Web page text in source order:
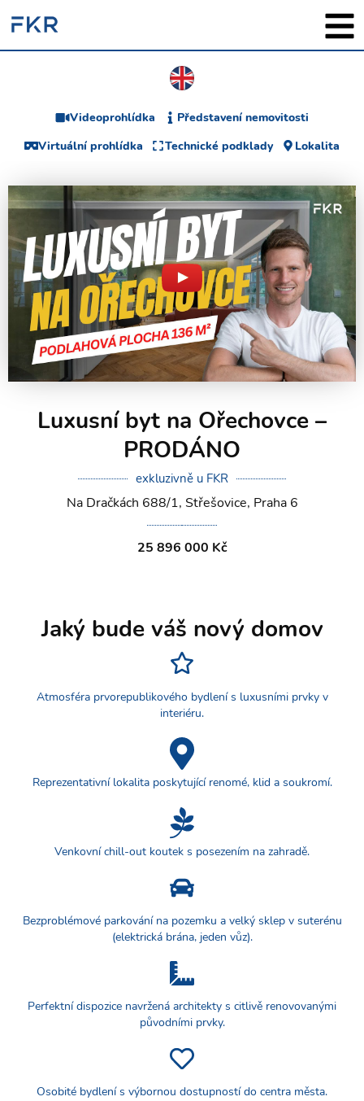
Videoprohlídka
Představení nemovitosti
Virtuální prohlídka
Technické podklady Lokalita
Luxusní byt na Ořechovce –
PRODÁNO
exkluzivně u FKR
Na Dračkách 688/1, Střešovice, Praha 6
25 896 000 Kč
Jaký bude váš nový domov
Atmosféra prvorepublikového bydlení s luxusními prvky v
interiéru.
Reprezentativní lokalita poskytující renomé, klid a soukromí.
Venkovní chill-out koutek s posezením na zahradě.
Bezproblémové parkování na pozemku a velký sklep v suterénu
(elektrická brána, jeden vůz).
Perfektní dispozice navržená architekty s citlivě renovovanými
původními prvky.
Osobité bydlení s výbornou dostupností do centra města.